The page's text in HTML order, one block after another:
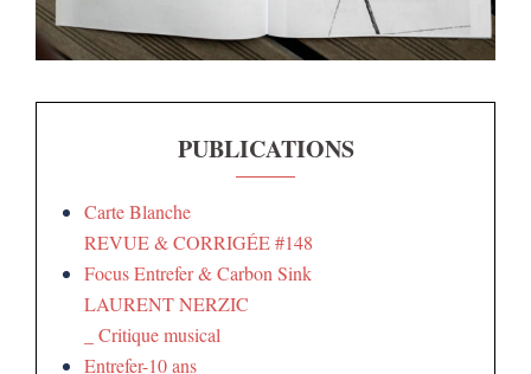
PUBLICATIONS
Carte Blanche
REVUE & CORRIGÉE #148
Focus Entrefer & Carbon Sink
LAURENT NERZIC
_ Critique musical
Entrefer-10 ans